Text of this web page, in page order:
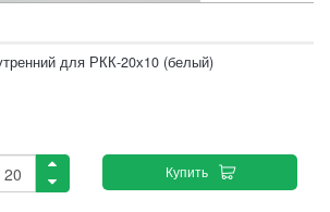
для РКК-20х10 (белый)
Купить